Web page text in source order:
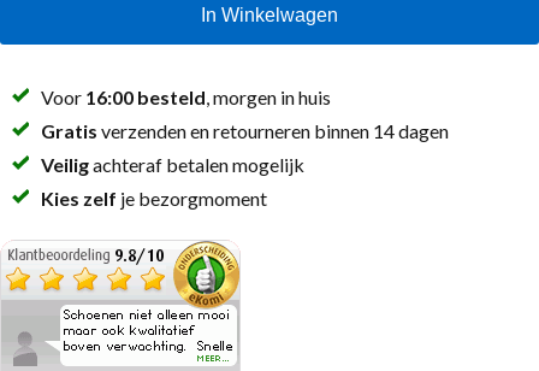
MAG Iconen
In Winkelwagen
Voor 16:00 besteld , morgen in huis
Gratis verzenden en retourneren binnen 14 dagen
Veiligachteraf betalen mogelijk
Kies zelf je bezorgmoment